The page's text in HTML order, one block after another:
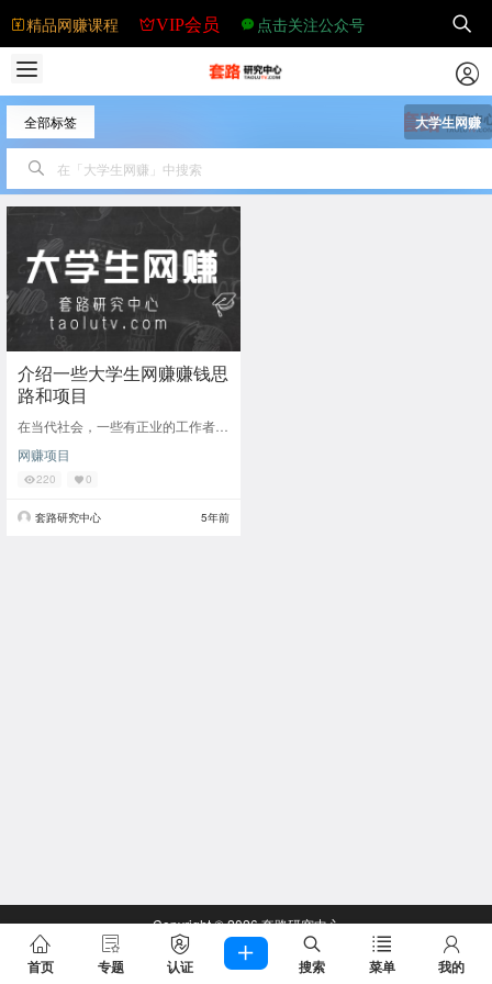
精品网赚课程 VIP会员 点击关注公众号
全部标签 大学生网赚
介绍一些大学生网赚赚钱思
路和项目
在当代社会，一些有正业的工作者都
校的大学生也不例外。开始了兼职道
路。那么今天小
网赚项目
220 0
套路研究中心 5年前
Copyright © 2026套路研究中心
查询 55 次，耗时 0.2415 秒
首页 专题 认证 搜索 菜单 我的